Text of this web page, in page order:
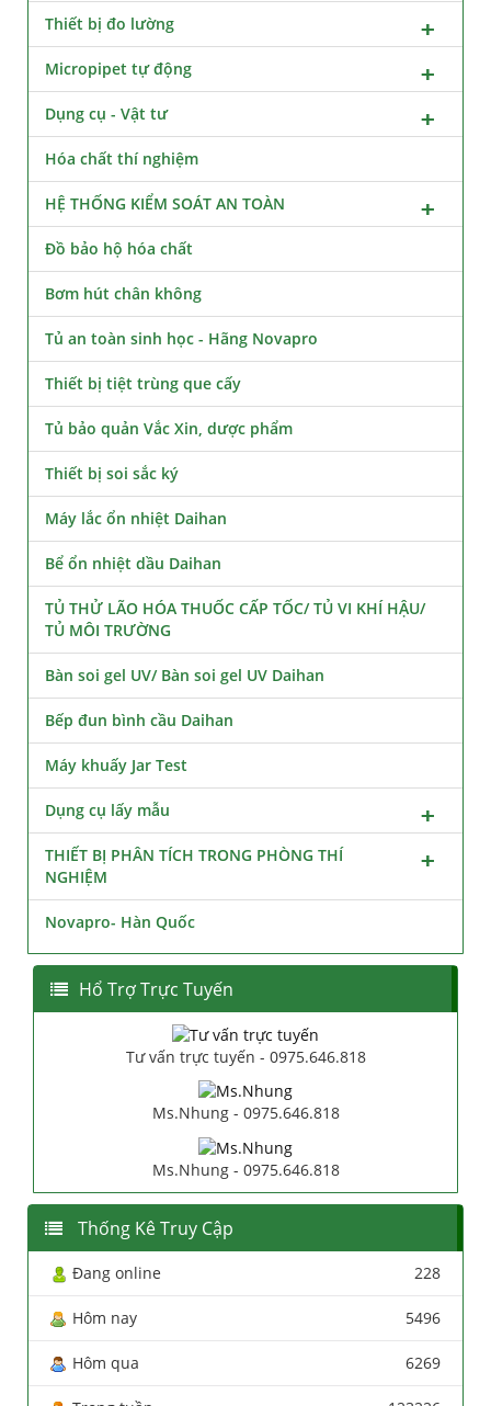
Thiết bị đo lường
Micropipet tự động
Dụng cụ - Vật tư
Hóa chất thí nghiệm
HỆ THỐNG KIỂM SOÁT AN TOÀN
Đồ bảo hộ hóa chất
Bơm hút chân không
Tủ an toàn sinh học - Hãng Novapro
Thiết bị tiệt trùng que cấy
Tủ bảo quản Vắc Xin, dược phẩm
Thiết bị soi sắc ký
Máy lắc ổn nhiệt Daihan
Bể ổn nhiệt dầu Daihan
TỦ THỬ LÃO HÓA THUỐC CẤP TỐC/ TỦ VI KHÍ HẬU/
TỦ MÔI TRƯỜNG
Bàn soi gel UV/ Bàn soi gel UV Daihan
Bếp đun bình cầu Daihan
Máy khuấy Jar Test
Dụng cụ lấy mẫu
THIẾT BỊ PHÂN TÍCH TRONG PHÒNG THÍ
NGHIỆM
Novapro- Hàn Quốc
Hổ Trợ Trực Tuyến
Tư vấn trực tuyến - 0975.646.818
Ms.Nhung - 0975.646.818
Ms.Nhung - 0975.646.818
Thống Kê Truy Cập
Đang online 228
Hôm nay 5496
Hôm qua 6269